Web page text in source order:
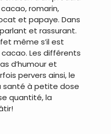
romarin,
et papaye. Dans
et rassurant.
même s’il est
Les différents
d’humour et
pervers ainsi, le
santé à petite dose
quantité, la